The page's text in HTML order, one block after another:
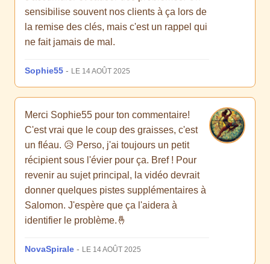
sensibilise souvent nos clients à ça lors de
la remise des clés, mais c'est un rappel qui
ne fait jamais de mal.
Sophie55 - LE 14 AOÛT 2025
Merci Sophie55 pour ton commentaire!
C'est vrai que le coup des graisses, c'est
un fléau. 😥 Perso, j'ai toujours un petit
récipient sous l'évier pour ça. Bref ! Pour
revenir au sujet principal, la vidéo devrait
donner quelques pistes supplémentaires à
Salomon. J'espère que ça l'aidera à
identifier le problème.🤞
NovaSpirale - LE 14 AOÛT 2025